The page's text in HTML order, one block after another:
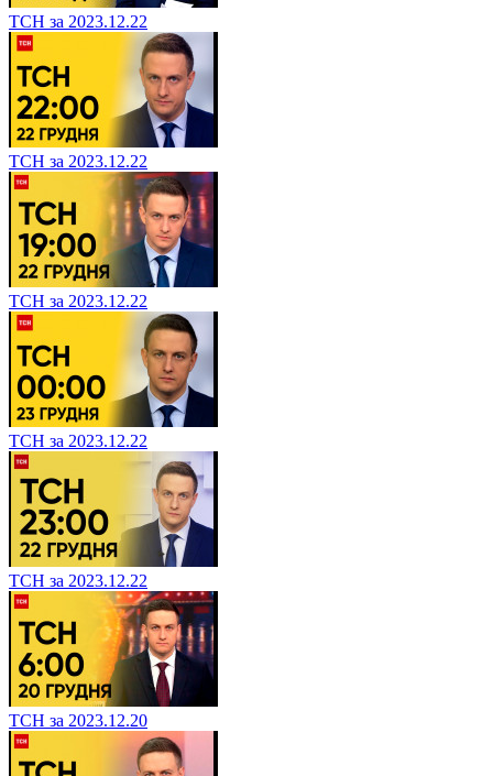
ТСН за 2023.12.22
ТСН за 2023.12.22
ТСН за 2023.12.22
ТСН за 2023.12.22
ТСН за 2023.12.22
ТСН за 2023.12.20